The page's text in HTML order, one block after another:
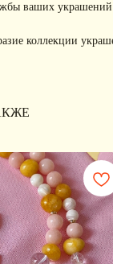
ваших украшений
коллекции